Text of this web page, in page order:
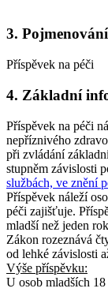
3.
Příspěvek na péči
4. Základní
Příspěvek na péči
nepříznivého
při zvládání
stupněm závislosti
službách, ve znění
Příspěvek náleží
péči zajišťuje.
mladší než jeden
Zákon rozeznává
od lehké závislosti
Výše příspěvku:
U osob mladších